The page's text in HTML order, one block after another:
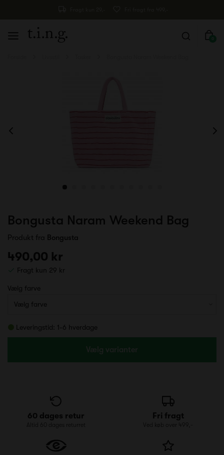
0
Bongusta Naram Weekend Bag
Produkt fra Bongusta
490,00 kr
Fragt kun 29 kr
Vælg farve
Leveringstid: 1-6 hverdage
Vælg varianter
60 dages retur
Altid 60 dages returret
Fri fragt
Ved køb over 499,-